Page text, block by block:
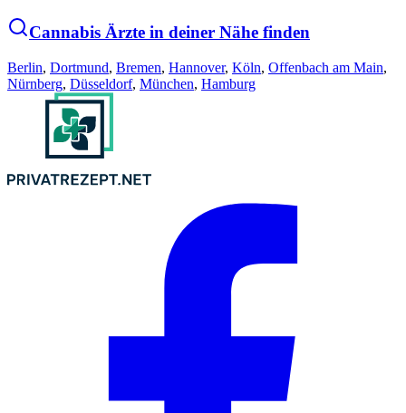
Cannabis Ärzte in deiner Nähe finden
Berlin, Dortmund, Bremen, Hannover, Köln, Offenbach am Main,
Nürnberg, Düsseldorf, München, Hamburg